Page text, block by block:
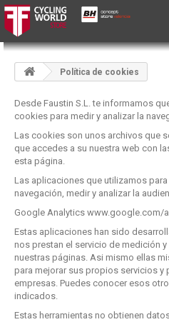
Política de cookies
Desde Faustin S.L. te informamos
cookies para medir y analizar la
Las cookies son unos archivos que
que accedes a su nuestra web con
esta página.
Las aplicaciones que utilizamos
navegación, medir y analizar la
Google Analytics www.google.com/
Estas aplicaciones han sido
nos prestan el servicio de medición
nuestras páginas. Asi mismo ellas
para mejorar sus propios servicios y
empresas. Puedes conocer esos
indicados.
Estas herramientas no obtienen